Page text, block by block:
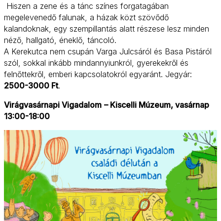
Hiszen a zene és a tánc színes forgatagában
megelevenedő falunak, a házak közt szövődő
kalandoknak, egy szempillantás alatt részese lesz minden
néző, hallgató, éneklő, táncoló.
A Kerekutca nem csupán Varga Julcsáról és Basa Pistáról
szól, sokkal inkább mindannyiunkról, gyerekekről és
felnőttekről, emberi kapcsolatokról egyaránt. Jegyár:
2500-3000 Ft.
Virágvasárnapi Vigadalom – Kiscelli Múzeum, vasárnap
13:00-18:00